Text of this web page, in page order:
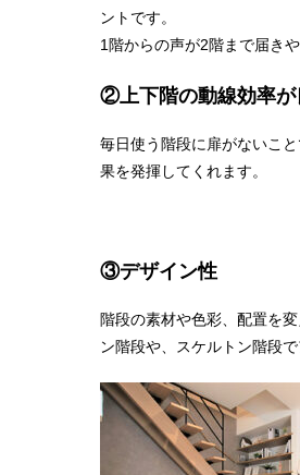
ントです。
1階からの声が2階まで届き
②上下階の動線効率が
毎日使う階段に扉がないこ
果を発揮してくれます。
③デザイン性
階段の素材や色彩、配置を
ン階段や、スケルトン階段